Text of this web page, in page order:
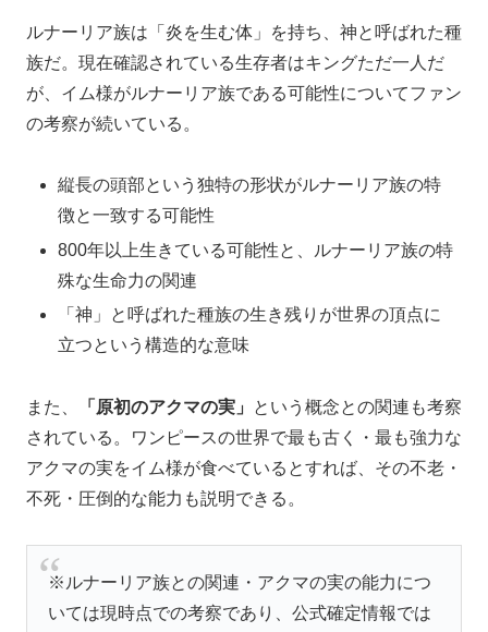
ルナーリア族は「炎を生む体」を持ち、神と呼ばれた種
族だ。現在確認されている生存者はキングただ一人だ
が、イム様がルナーリア族である可能性についてファン
の考察が続いている。
縦長の頭部という独特の形状がルナーリア族の特
徴と一致する可能性
800年以上生きている可能性と、ルナーリア族の特
殊な生命力の関連
「神」と呼ばれた種族の生き残りが世界の頂点に
立つという構造的な意味
また、 「原初のアクマの実」
という概念との関連も考察
されている。ワンピースの世界で最も古く・最も強力な
アクマの実をイム様が食べているとすれば、その不老・
不死・圧倒的な能力も説明できる。
※ルナーリア族との関連・アクマの実の能力につ
いては現時点での考察であり、公式確定情報では